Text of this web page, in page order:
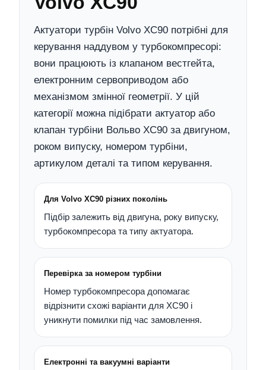
Актуатори турбін Volvo XC90 потрібні для
керування наддувом у турбокомпресорі:
вони працюють із клапаном вестгейта,
електронним сервоприводом або
механізмом змінної геометрії. У цій
категорії можна підібрати актуатор або
клапан турбіни Вольво XC90 за двигуном,
роком випуску, номером турбіни,
артикулом деталі та типом керування.
Для Volvo XC90 різних поколінь
Підбір залежить від двигуна, року випуску,
турбокомпресора та типу актуатора.
Перевірка за номером турбіни
Номер турбокомпресора допомагає
відрізнити схожі варіанти для XC90 і
уникнути помилки під час замовлення.
Електронні та вакуумні варіанти